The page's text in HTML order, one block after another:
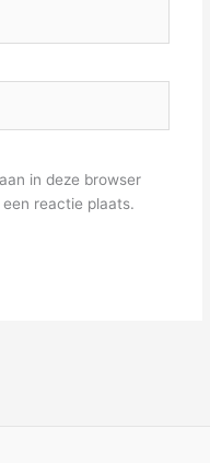
in deze browser
reactie plaats.